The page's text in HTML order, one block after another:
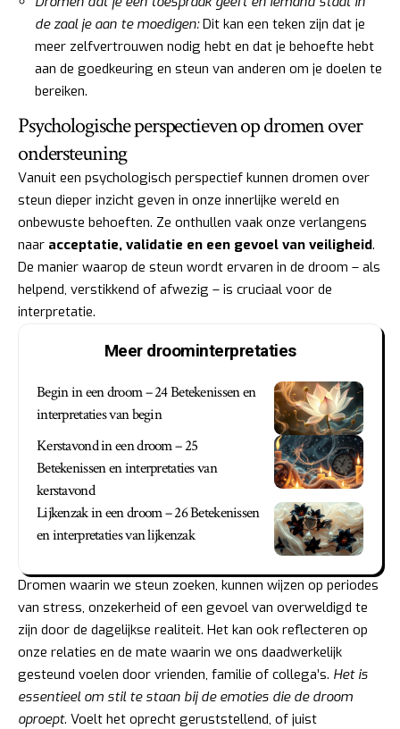
de zaal je aan te moedigen:Dit kan een teken zijn dat je
meer zelfvertrouwen nodig hebt en dat je behoefte hebt
aan de goedkeuring en steun van anderen om je doelen te
bereiken.
Psychologische perspectieven op dromen over
ondersteuning
Vanuit een psychologisch perspectief kunnen dromen over
steun dieper inzicht geven in onze innerlijke wereld en
onbewuste behoeften. Ze onthullen vaak onze verlangens
naar acceptatie, validatie en een gevoel van veiligheid.
De manier waarop de steun wordt ervaren in de droom – als
helpend, verstikkend of afwezig – is cruciaal voor de
interpretatie.
Meer droominterpretaties
Begin in een droom – 24 Betekenissen en
interpretaties van begin
Kerstavond in een droom – 25
Betekenissen en interpretaties van
kerstavond
Lijkenzak in een droom – 26 Betekenissen
en interpretaties van lijkenzak
Dromen waarin we steun zoeken, kunnen wijzen op periodes
van stress, onzekerheid of een gevoel van overweldigd te
zijn door de dagelijkse realiteit. Het kan ook reflecteren op
onze relaties en de mate waarin we ons daadwerkelijk
gesteund voelen door vrienden, familie of collega’s. Het is
essentieel om stil te staan bij de emoties die de droom
oproept. Voelt het oprecht geruststellend, of juist